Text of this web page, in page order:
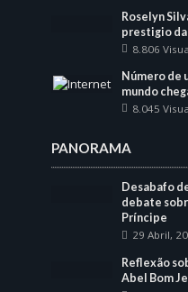
Roselyn
prestigio da
8.806
Número de
mundo
8.045
PANORAMA
Desabafo
debate
Príncipe
29 Abril,
Reflexão
Abel Bom